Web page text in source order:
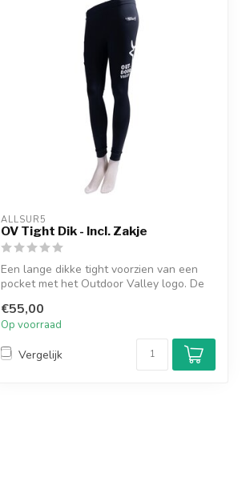
ALLSUR5
OV Tight Dik - Incl. Zakje
Een lange dikke tight voorzien van een
pocket met het Outdoor Valley logo. De
€55,00
Op voorraad
Vergelijk